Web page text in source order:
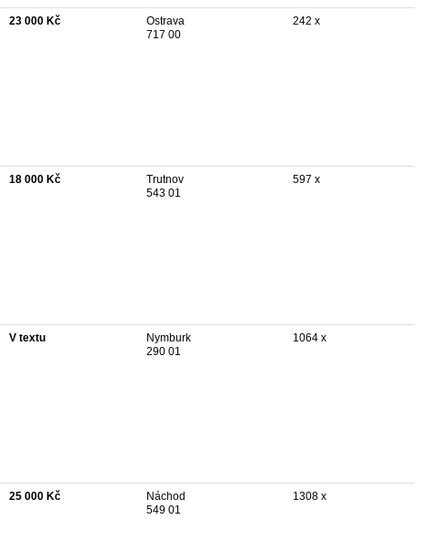
23 000 Kč
Ostrava
717 00
242 x
18 000 Kč
Trutnov
543 01
597 x
V textu
Nymburk
290 01
1064 x
25 000 Kč
Náchod
549 01
1308 x